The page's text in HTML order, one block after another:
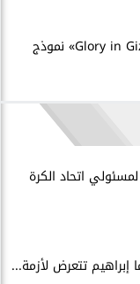
سامر شقير: بطولة «Glory in Giza» نموذج
اتحاد الكرة